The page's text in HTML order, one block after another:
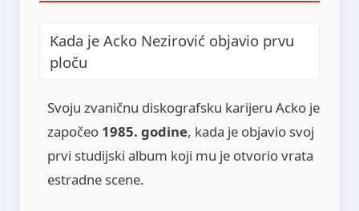
Kada je Acko Nezirović objavio prvu
ploču
Svoju zvaničnu diskografsku karijeru Acko je
započeo 1985. godine, kada je objavio svoj
prvi studijski album koji mu je otvorio vrata
estradne scene.